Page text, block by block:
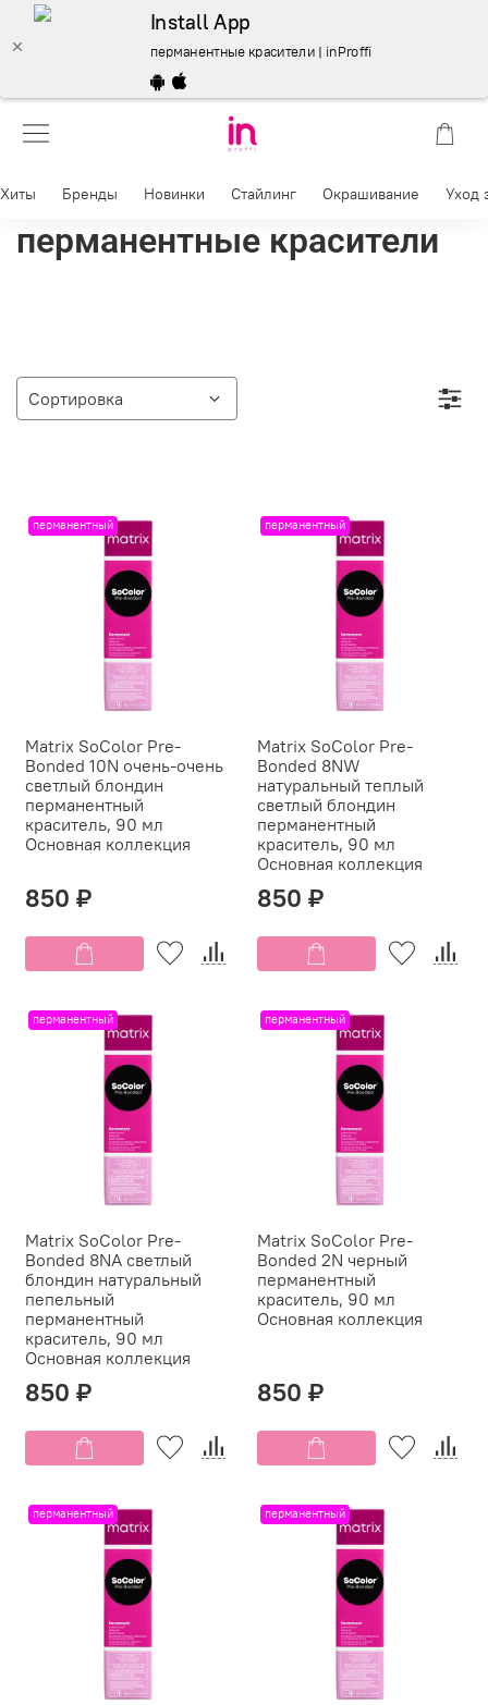
Install App
перманентные красители | inProffi
Хиты Бренды Новинки Стайлинг Окрашивание Уход
перманентные красители
перманентный
Matrix SoColor Pre-
Bonded 10N очень-очень
светлый блондин
перманентный
краситель, 90 мл
Основная коллекция
850 ₽
перманентный
Matrix SoColor Pre-
Bonded 8NW
натуральный теплый
светлый блондин
перманентный
краситель, 90 мл
Основная коллекция
850 ₽
перманентный
Matrix SoColor Pre-
Bonded 8NA светлый
блондин натуральный
пепельный
перманентный
краситель, 90 мл
Основная коллекция
850 ₽
перманентный
Matrix SoColor Pre-
Bonded 2N черный
перманентный
краситель, 90 мл
Основная коллекция
850 ₽
перманентный перманентный